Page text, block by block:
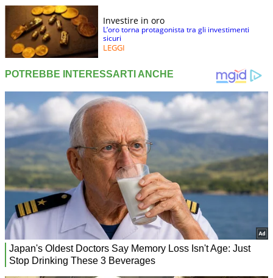
Investire in oro
L’oro torna protagonista tra gli investimenti
sicuri
LEGGI